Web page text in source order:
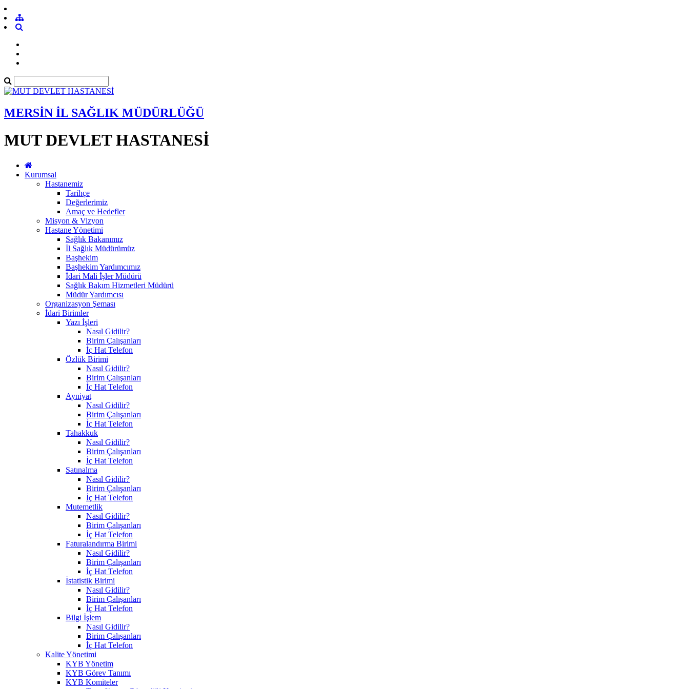
MERSİN İL SAĞLIK MÜDÜRLÜĞÜ
MUT DEVLET HASTANESİ
Kurumsal
Hastanemiz
Tarihçe
Değerlerimiz
Amaç ve Hedefler
Misyon & Vizyon
Hastane Yönetimi
Sağlık Bakanımız
İl Sağlık Müdürümüz
Başhekim
Başhekim Yardımcımız
İdari Mali İşler Müdürü
Sağlık Bakım Hizmetleri Müdürü
Müdür Yardımcısı
Organizasyon Şeması
İdari Birimler
Yazı İşleri
Nasıl Gidilir?
Birim Çalışanları
İç Hat Telefon
Özlük Birimi
Nasıl Gidilir?
Birim Çalışanları
İç Hat Telefon
Ayniyat
Nasıl Gidilir?
Birim Çalışanları
İç Hat Telefon
Tahakkuk
Nasıl Gidilir?
Birim Çalışanları
İç Hat Telefon
Satınalma
Nasıl Gidilir?
Birim Çalışanları
İç Hat Telefon
Mutemetlik
Nasıl Gidilir?
Birim Çalışanları
İç Hat Telefon
Faturalandırma Birimi
Nasıl Gidilir?
Birim Çalışanları
İç Hat Telefon
İstatistik Birimi
Nasıl Gidilir?
Birim Çalışanları
İç Hat Telefon
Bilgi İşlem
Nasıl Gidilir?
Birim Çalışanları
İç Hat Telefon
Kalite Yönetimi
KYB Yönetim
KYB Görev Tanımı
KYB Komiteler